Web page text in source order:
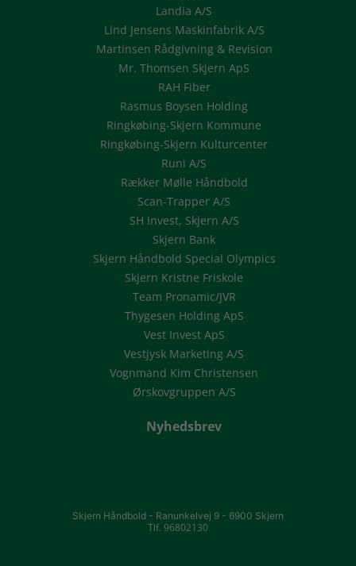
Landia A/S
Lind Jensens Maskinfabrik A/S
Martinsen Rådgivning & Revision
Mr. Thomsen Skjern ApS
RAH Fiber
Rasmus Boysen Holding
Ringkøbing-Skjern Kommune
Ringkøbing-Skjern Kulturcenter
Runi A/S
Rækker Mølle Håndbold
Scan-Trapper A/S
SH Invest, Skjern A/S
Skjern Bank
Skjern Håndbold Special Olympics
Skjern Kristne Friskole
Team Pronamic/JVR
Thygesen Holding ApS
Vest Invest ApS
Vestjysk Marketing A/S
Vognmand Kim Christensen
Ørskovgruppen A/S
Nyhedsbrev
Skjern Håndbold - Ranunkelvej 9 - 6900 Skjern
Tlf. 96802130